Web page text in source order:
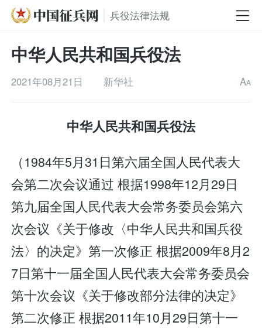
兵役法律法规
中华人民共和国兵役法
2021年08月21日 新华社 AA
中华人民共和国兵役法
（1984年5月31日第六届全国人民代表大
会第二次会议通过 根据1998年12月29日
第九届全国人民代表大会常务委员会第六
次会议《关于修改〈中华人民共和国兵役
法〉的决定》第一次修正 根据2009年8月2
7日第十一届全国人民代表大会常务委员会
第十次会议《关于修改部分法律的决定》
第二次修正 根据2011年10月29日第十一